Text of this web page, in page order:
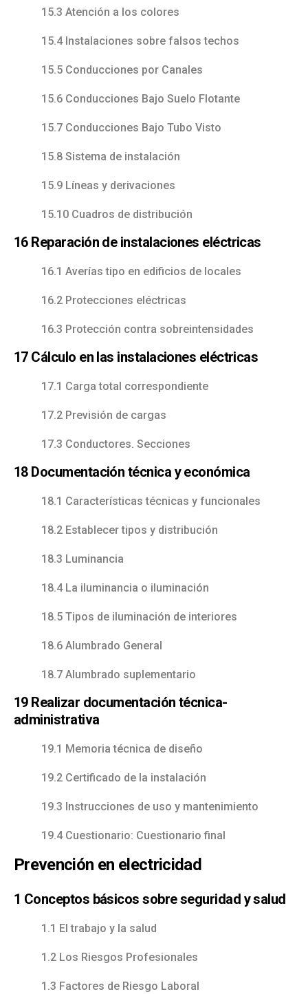
15.3 Atención a los colores
15.4 Instalaciones sobre falsos techos
15.5 Conducciones por Canales
15.6 Conducciones Bajo Suelo Flotante
15.7 Conducciones Bajo Tubo Visto
15.8 Sistema de instalación
15.9 Líneas y derivaciones
15.10 Cuadros de distribución
16 Reparación de instalaciones eléctricas
16.1 Averías tipo en edificios de locales
16.2 Protecciones eléctricas
16.3 Protección contra sobreintensidades
17 Cálculo en las instalaciones eléctricas
17.1 Carga total correspondiente
17.2 Previsión de cargas
17.3 Conductores. Secciones
18 Documentación técnica y económica
18.1 Características técnicas y funcionales
18.2 Establecer tipos y distribución
18.3 Luminancia
18.4 La iluminancia o iluminación
18.5 Tipos de iluminación de interiores
18.6 Alumbrado General
18.7 Alumbrado suplementario
19 Realizar documentación técnica-
administrativa
19.1 Memoria técnica de diseño
19.2 Certificado de la instalación
19.3 Instrucciones de uso y mantenimiento
19.4 Cuestionario: Cuestionario final
Prevención en electricidad
1 Conceptos básicos sobre seguridad y salud
1.1 El trabajo y la salud
1.2 Los Riesgos Profesionales
1.3 Factores de Riesgo Laboral